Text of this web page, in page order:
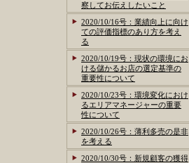
察してお伝えしたいこと
2020/10/16号：業績向上に向け
ての評価指標のあり方を考え
る
2020/10/19号：現状の環境にお
ける儲かるお店の選定基準の
重要性について
2020/10/23号：環境変化におけ
るエリアマネージャーの重要
性について
2020/10/26号：薄利多売の是非
を考える
2020/10/30号：新規顧客の獲得